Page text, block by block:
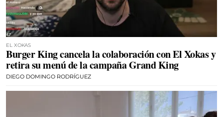
EL XOKAS
Burger King cancela la colaboración con El Xokas y
retira su menú de la campaña Grand King
DIEGO DOMINGO RODRÍGUEZ